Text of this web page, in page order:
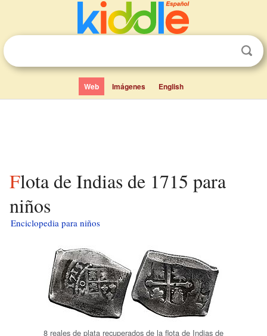
Web Imágenes English
Flota de Indias de 1715 para
niños
Enciclopedia para niños
8 reales de plata recuperados de la flota de Indias de